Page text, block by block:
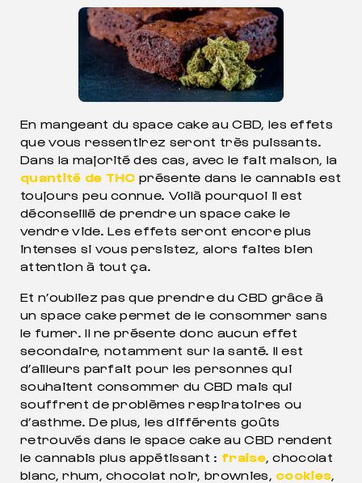
En mangeant du space cake au CBD, les effets
que vous ressentirez seront très puissants.
Dans la majorité des cas, avec le fait maison, la
quantité de THC présente dans le cannabis est
toujours peu connue. Voilà pourquoi il est
déconseillé de prendre un space cake le
vendre vide. Les effets seront encore plus
intenses si vous persistez, alors faites bien
attention à tout ça.
Et n’oubliez pas que prendre du CBD grâce à
un space cake permet de le consommer sans
le fumer. Il ne présente donc aucun effet
secondaire, notamment sur la santé. Il est
d’ailleurs parfait pour les personnes qui
souhaitent consommer du CBD mais qui
souffrent de problèmes respiratoires ou
d’asthme. De plus, les différents goûts
retrouvés dans le space cake au CBD rendent
le cannabis plus appétissant : fraise, chocolat
blanc, rhum, chocolat noir, brownies, cookies